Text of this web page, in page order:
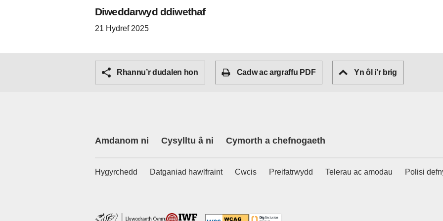
Diweddarwyd ddiwethaf
21 Hydref 2025
Rhannu’r dudalen hon Cadw ac argraffu PDF Yn ôl i'r brig
Amdanom ni Cysylltu â ni Cymorth a chefnogaeth
Hygyrchedd Datganiad hawlfraint Cwcis Preifatrwydd Telerau ac amodau Polisi